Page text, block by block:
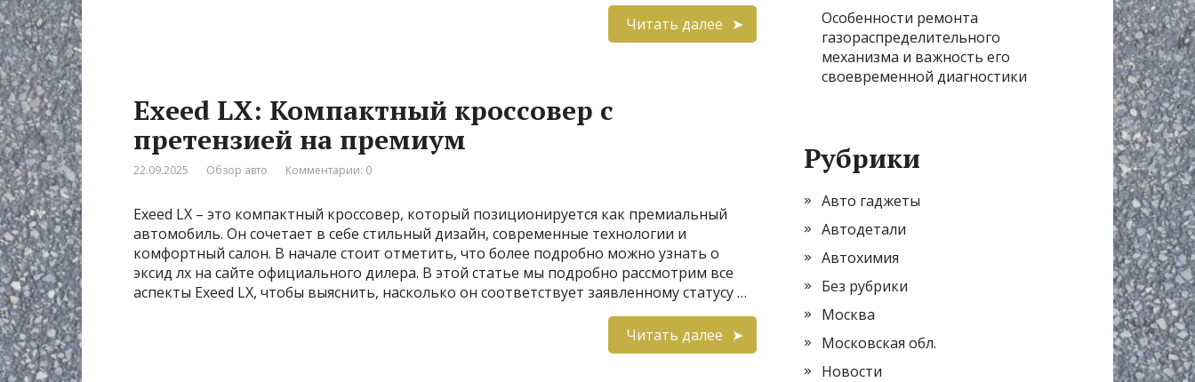
Читать далее
Exeed LX: Компактный кроссовер с
претензией на премиум
22.09.2025 Обзор авто Комментарии: 0
Exeed LX – это компактный кроссовер, который позиционируется как премиальный
автомобиль. Он сочетает в себе стильный дизайн, современные технологии и
комфортный салон. В начале стоит отметить, что более подробно можно узнать о
эксид лх на сайте официального дилера. В этой статье мы подробно рассмотрим все
аспекты Exeed LX, чтобы выяснить, насколько он соответствует заявленному статусу …
Читать далее
Особенности ремонта
газораспределительного
механизма и важность его
своевременной диагностики
Рубрики
Авто гаджеты
Автодетали
Автохимия
Без рубрики
Москва
Московская обл.
Новости